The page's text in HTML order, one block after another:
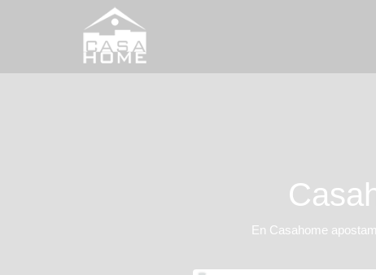
En Casahome